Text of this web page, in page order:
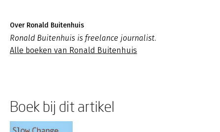
Over Ronald Buitenhuis
Ronald Buitenhuis is freelance journalist.
Alle boeken van Ronald Buitenhuis
Boek bij dit artikel